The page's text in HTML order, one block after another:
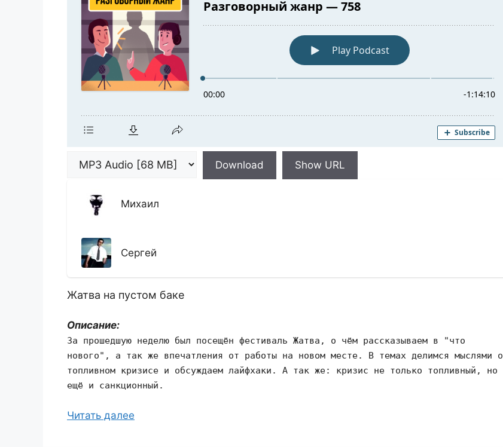
Download Show URL
Михаил
Сергей
Жатва на пустом баке
Описание:
За прошедшую неделю был посещён фестиваль Жатва, о чём рассказываем в "что
нового", а так же впечатления от работы на новом месте. В темах делимся мыслями о
топливном кризисе и обсуждаем лайфхаки. А так же: кризис не только топливный, но
ещё и санкционный.
Читать далее